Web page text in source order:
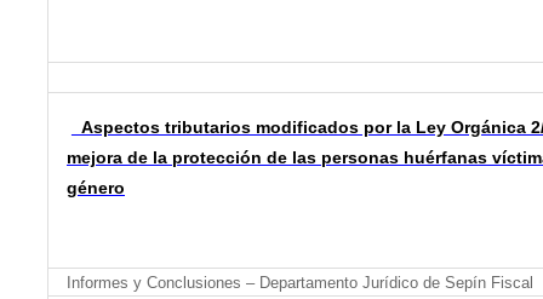
Aspectos tributarios modificados por la Ley Orgánica
mejora de la protección de las personas huérfanas
género
Informes y Conclusiones – Departamento Jurídico de Sepín Fiscal